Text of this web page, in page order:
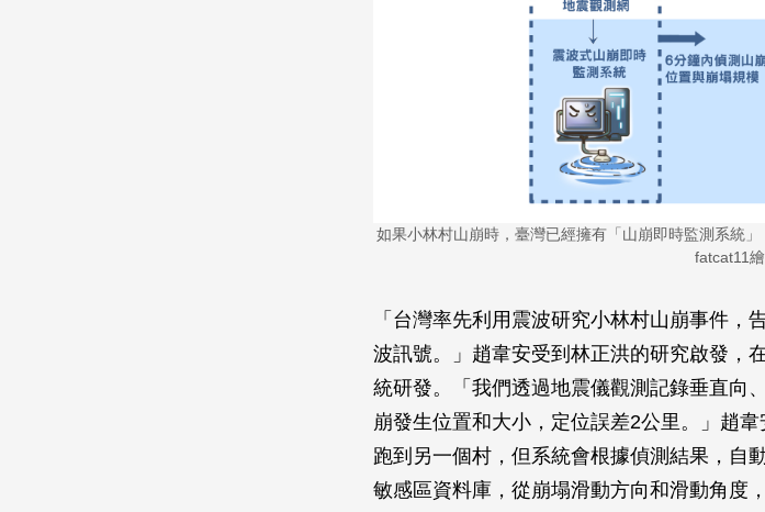
如果小林村山崩時，臺灣已經擁有「山崩即時監測系統
fatcat11繪
「台灣率先利用震波研究小林村山崩事件，
波訊號。」趙韋安受到林正洪的研究啟發，
統研發。「我們透過地震儀觀測記錄垂直向
崩發生位置和大小，定位誤差2公里。」趙
跑到另一個村，但系統會根據偵測結果，自
敏感區資料庫，從崩塌滑動方向和滑動角度